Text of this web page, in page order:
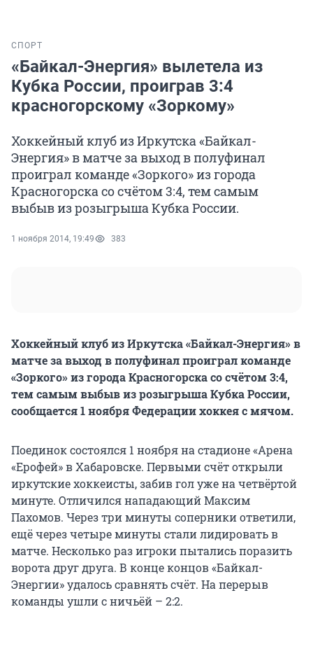
СПОРТ
«Байкал-Энергия» вылетела из
Кубка России, проиграв 3:4
красногорскому «Зоркому»
Хоккейный клуб из Иркутска «Байкал-
Энергия» в матче за выход в полуфинал
проиграл команде «Зоркого» из города
Красногорска со счётом 3:4, тем самым
выбыв из розыгрыша Кубка России.
1 ноября 2014, 19:49 383
Хоккейный клуб из Иркутска «Байкал-Энергия» в
матче за выход в полуфинал проиграл команде
«Зоркого» из города Красногорска со счётом 3:4,
тем самым выбыв из розыгрыша Кубка России,
сообщается 1 ноября Федерации хоккея с мячом.
Поединок состоялся 1 ноября на стадионе «Арена
«Ерофей» в Хабаровске. Первыми счёт открыли
иркутские хоккеисты, забив гол уже на четвёртой
минуте. Отличился нападающий Максим
Пахомов. Через три минуты соперники ответили,
ещё через четыре минуты стали лидировать в
матче. Несколько раз игроки пытались поразить
ворота друг друга. В конце концов «Байкал-
Энергии» удалось сравнять счёт. На перерыв
команды ушли с ничьёй – 2:2.